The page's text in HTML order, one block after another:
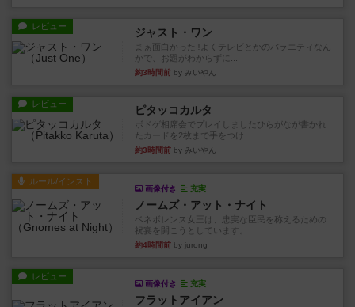
レビュー ジャスト・ワン
まぁ面白かった‼️よくテレビとかのバラエティなん
かで、お題がわからずに...
約3時間前 by みいやん
レビュー ピタッコカルタ
ボドゲ相席会でプレイしましたひらがなが書かれ
たカードを2枚まで手をつけ...
約3時間前 by みいやん
ルール/インスト
画像付き 充実
ノームズ・アット・ナイト
ベネボレンス女王は、忠実な臣民を称えるための
祝宴を開こうとしています。...
約4時間前 by jurong
レビュー
画像付き 充実
フラットアイアン